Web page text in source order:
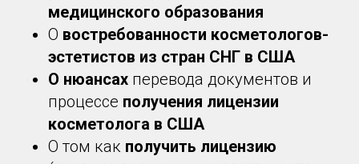
медицинского образования
О востребованности косметологов-
эстетистов из стран СНГ в США
О нюансах перевода документов и
процессе получения лицензии
косметолога в США
О том как получить лицензию